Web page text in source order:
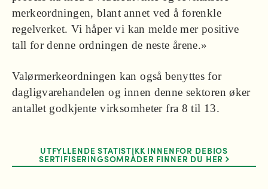
merkeordningen, blant annet ved å forenkle
regelverket. Vi håper vi kan melde mer positive
tall for denne ordningen de neste årene.»
Valørmerkeordningen kan også benyttes for
dagligvarehandelen og innen denne sektoren øker
antallet godkjente virksomheter fra 8 til 13.
UTFYLLENDE STATISTIKK INNENFOR DEBIOS
SERTIFISERINGSOMRÅDER FINNER DU HER